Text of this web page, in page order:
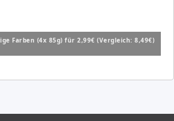
Farben (4x 85g) für 2,99€ (Vergleich: 8,49€)